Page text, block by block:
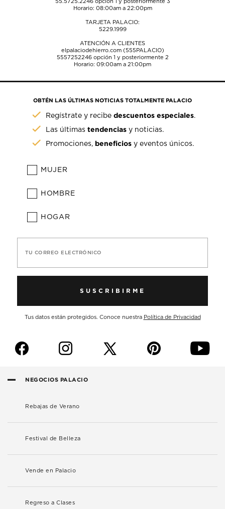
55.5725.2246opción 1 y posteriormente 3
Horario: 08:00am a 22:00pm
TARJETA PALACIO:
5229.1999
ATENCIÓN A CLIENTES
elpalaciodehierro.com (555PALACIO)
5557252246opción 1 y posteriormente 2
Horario: 09:00am a 21:00pm
OBTÉN LAS ÚLTIMAS NOTICIAS TOTALMENTE PALACIO
Regístrate y recibedescuentos especiales.
Las últimastendencias y noticias.
Promociones, beneficios y eventos únicos.
MUJER
HOMBRE
HOGAR
TU CORREO ELECTRÓNICO
SUSCRIBIRME
Tus datos están protegidos. Conoce nuestra Política de Privacidad
f i p y
NEGOCIOS PALACIO
Rebajas de Verano
Festival de Belleza
Vende en Palacio
Regreso a Clases